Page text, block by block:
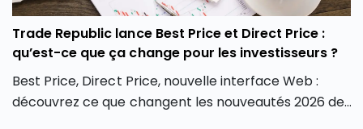
Trade Republic lance Best Price et Direct Price :
qu’est-ce que ça change pour les investisseurs ?
Best Price, Direct Price, nouvelle interface Web :
découvrez ce que changent les nouveautés 2026 de